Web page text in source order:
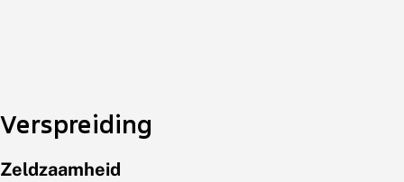
Verspreiding
Zeldzaamheid